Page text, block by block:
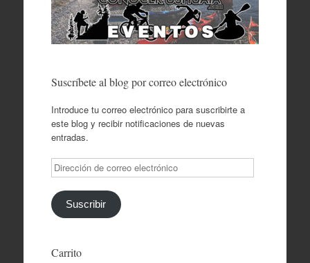
Suscríbete al blog por correo electrónico
Introduce tu correo electrónico para suscribirte a
este blog y recibir notificaciones de nuevas
entradas.
Dirección
de
correo
electrónico
Suscribir
Carrito